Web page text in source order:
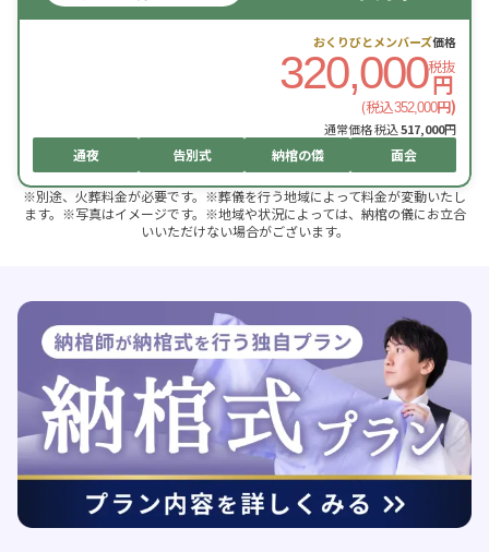
おくりびとメンバーズ価格
320,000税抜
円
(税込352,000円)
通常価格 税込517,000円
通夜 告別式 納棺の儀 面会
※別途、火葬料金が必要です。※葬儀を行う地域によって料金が変動いたし
ます。※写真はイメージです。※地域や状況によっては、納棺の儀にお立合
いいただけない場合がございます。